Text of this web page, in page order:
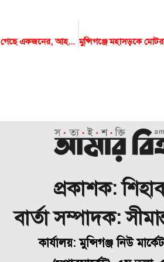
এক্সপ্রেসওয়েতে বাসের পেছনে ট্রাকের ধাক্কায় প্রাণ গেছে একজনের, আহত ১২
প্রকাশক:
বার্তা সম্পাদক:
কার্যালয়: মুন্সিগঞ্জ নিউ